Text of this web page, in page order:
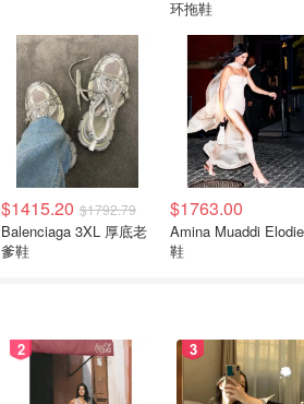
环拖鞋
$1415.20 $1792.79
Balenciaga 3XL 厚底老
爹鞋
$1763.00
Amina Muaddi
鞋
2 3